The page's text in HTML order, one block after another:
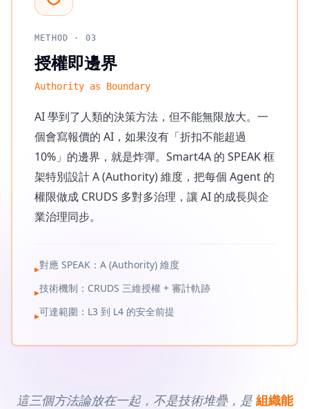
METHOD · 03
授權即邊界
Authority as Boundary
AI 學到了人類的決策方法，但不能無限放大。一
個會寫報價的 AI，如果沒有「折扣不能超過
10%」的邊界，就是炸彈。Smart4A 的 SPEAK 框
架特別設計 A (Authority) 維度，把每個 Agent 的
權限做成 CRUDS 多對多治理，讓 AI 的成長與企
業治理同步。
▸對應 SPEAK：A (Authority) 維度
▸技術機制：CRUDS 三維授權 + 審計軌跡
▸可達範圍：L3 到 L4 的安全前提
這三個方法論放在一起，不是技術堆疊，是組織能